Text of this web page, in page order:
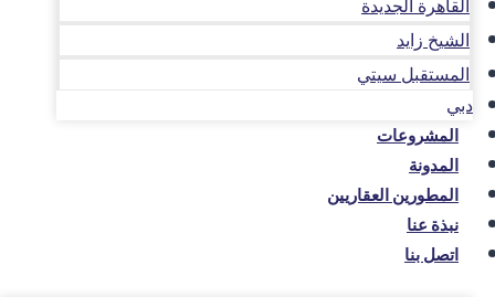
الشيخ زايد
المستقبل سيتي
دبي
المشروعات
المدونة
المطورين العقاريين
نبذة عنا
اتصل بنا